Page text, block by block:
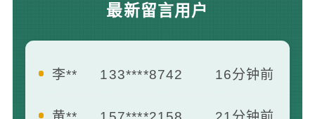
最新留言用户
李** 16分钟前
黄** 21分钟前